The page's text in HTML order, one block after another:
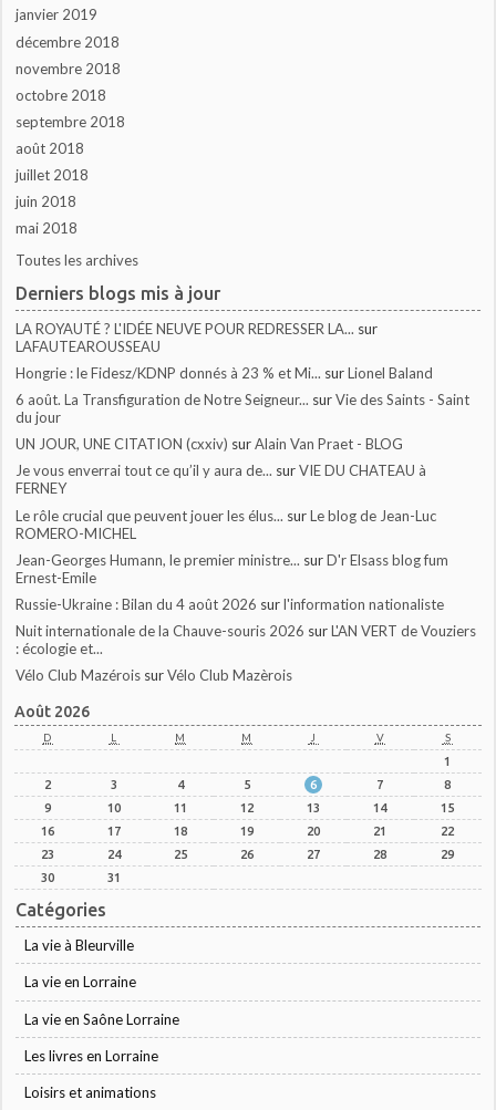
janvier 2019
décembre 2018
novembre 2018
octobre 2018
septembre 2018
août 2018
juillet 2018
juin 2018
mai 2018
Toutes les archives
Derniers blogs mis à jour
LA ROYAUTÉ ? L'IDÉE NEUVE POUR REDRESSER LA... sur
LAFAUTEAROUSSEAU
Hongrie : le Fidesz/KDNP donnés à 23 % et Mi... surLionel Baland
6 août. La Transfiguration de Notre Seigneur... surVie des Saints - Saint
du jour
UN JOUR, UNE CITATION (cxxiv) surAlain Van Praet - BLOG
Je vous enverrai tout ce qu’il y aura de... surVIE DU CHATEAU à
FERNEY
Le rôle crucial que peuvent jouer les élus... surLe blog de Jean-Luc
ROMERO-MICHEL
Jean-Georges Humann, le premier ministre... surD'r Elsass blog fum
Ernest-Emile
Russie-Ukraine : Bilan du 4 août 2026 surl'information nationaliste
Nuit internationale de la Chauve-souris 2026 surL'AN VERT de Vouziers
: écologie et...
Vélo Club Mazérois surVélo Club Mazèrois
Août 2026
D L M M J V S
1
2
3 4 5 6 7
8
9
10 11 12 13 14
15
16
17 18 19 20 21
22
23
24 25 26 27 28
29
30
31
Catégories
La vie à Bleurville
La vie en Lorraine
La vie en Saône Lorraine
Les livres en Lorraine
Loisirs et animations